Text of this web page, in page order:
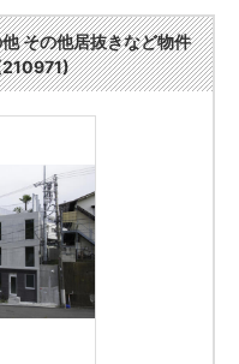
その他居抜きなど物件